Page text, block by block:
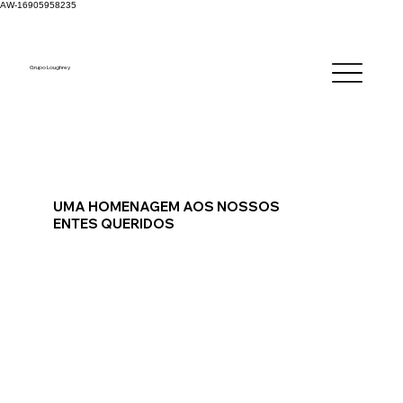
AW-16905958235
Grupo Loughrey
UMA HOMENAGEM AOS NOSSOS
ENTES QUERIDOS